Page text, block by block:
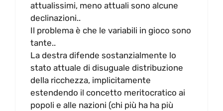
attualissimi, meno attuali sono alcune
declinazioni..
Il problema è che le variabili in gioco sono
tante..
La destra difende sostanzialmente lo
stato attuale di disuguale distribuzione
della ricchezza, implicitamente
estendendo il concetto meritocratico ai
popoli e alle nazioni (chi più ha ha più